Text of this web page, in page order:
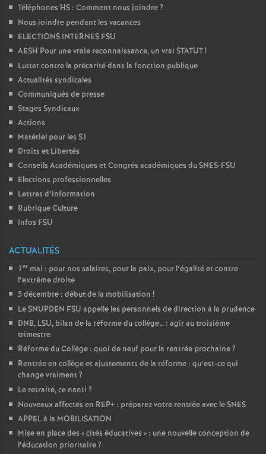
Téléphones HS : Comment nous joindre?
Nous joindre pendant les vacances
ELECTIONS INTERNES FSU
AESH Pour une vraie reconnaissance, un vrai STATUT!
Lutter contre la précarité dans la fonction publique
Actualités syndicales
Communiqués de presse
Stages Syndicaux
Actions
Matériel pour les S1
Droits et Libertés
Conseils Académiques et Congrés académiques du SNES-FSU
Elections professionnelles
Lettres d’information
Rubrique Culture
Infos FSU
ACTUALITÉS
1 er mai : pour nos salaires, pour la paix, pour l’égalité et contre
l’extrême droite
5 décembre : début de la mobilisation !
Le SNUPDEN FSU appelle les personnels de direction à la prudence
DNB, LSU, bilan de la réforme du collège… : agir au troisième
trimestre
Réforme du Collège : quoi de neuf pour la rentrée prochaine?
Rentrée en collège et ajustements de la réforme : qu’est-ce qui
change vraiment?
Le retraité, ce nanti ?
Nouveaux affectés en REP+ : préparez votre rentrée avec le SNES
APPEL à la MOBILISATION
Mise en place des «cités éducatives » : une nouvelle conception de
l’éducation prioritaire?